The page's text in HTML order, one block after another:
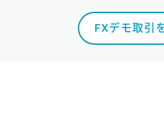
FXデモ取引